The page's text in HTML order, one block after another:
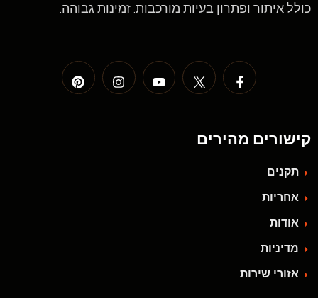
כולל איתור ופתרון בעיות מורכבות. זמינות גבוהה.
קישורים מהירים
תקנים
אחריות
אודות
מדיניות
אזורי שירות